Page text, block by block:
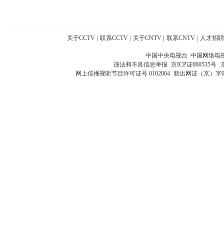
关于CCTV 联系CCTV 关于CNTV 联系CNTV 人才招聘
中国中央电视台 中国网络电
违法和不良信息举报 京ICP证060535号
网上传播视听节目许可证号 0102004 新出网证（京）